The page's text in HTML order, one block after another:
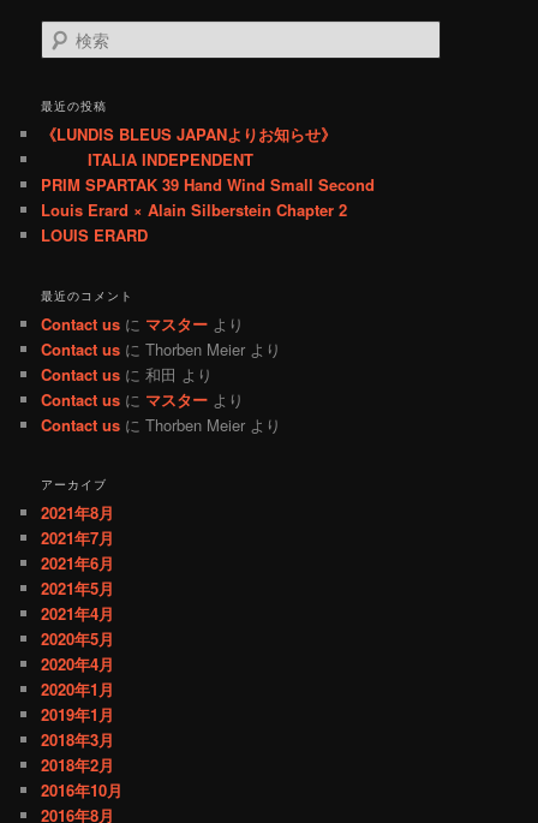
検
索
最近の投稿
《LUNDIS BLEUS JAPANよりお知らせ》
ITALIA INDEPENDENT
PRIM SPARTAK 39 Hand Wind Small Second
Louis Erard × Alain Silberstein Chapter 2
LOUIS ERARD
最近のコメント
Contact us に マスター より
Contact us にThorben Meier より
Contact us に和田 より
Contact us に マスター より
Contact us にThorben Meier より
アーカイブ
2021年8月
2021年7月
2021年6月
2021年5月
2021年4月
2020年5月
2020年4月
2020年1月
2019年1月
2018年3月
2018年2月
2016年10月
2016年8月